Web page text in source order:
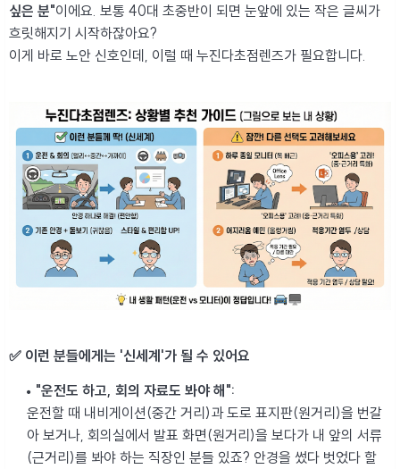
싶은 분"이에요. 보통 40대 초중반이 되면 눈앞에 있는 작은 글씨가
흐릿해지기 시작하잖아요?
이게 바로 노안 신호인데, 이럴 때 누진다초점렌즈가 필요합니다.
✅ 이런 분들에게는 '신세계'가 될 수 있어요
"운전도 하고, 회의 자료도 봐야 해":
운전할 때 내비게이션(중간 거리)과 도로 표지판(원거리)을 번갈
아 보거나, 회의실에서 발표 화면(원거리)을 보다가 내 앞의 서류
(근거리)를 봐야 하는 직장인 분들 있죠? 안경을 썼다 벗었다 할